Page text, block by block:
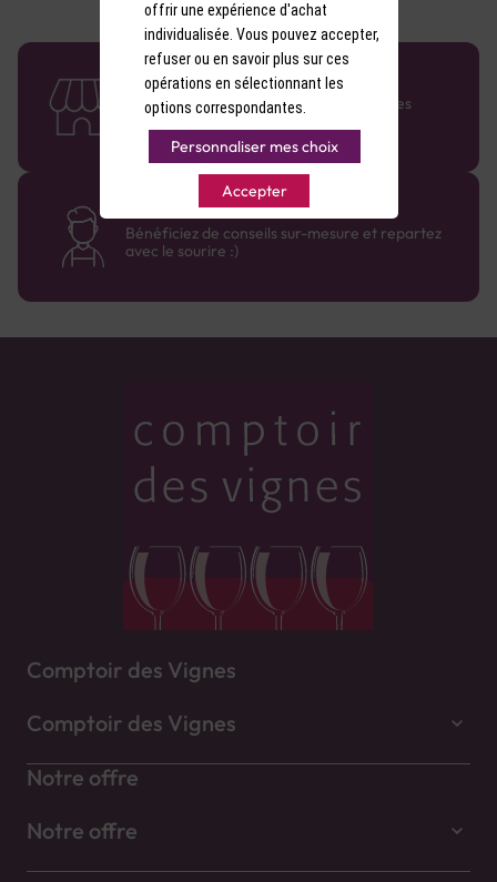
58 caves en France
Retrouvez le réseau Comptoir des Vignes
partout en France !
Des cavistes à votre écoute
Bénéficiez de conseils sur-mesure et repartez
avec le sourire :)
Comptoir des Vignes
Comptoir des Vignes
Notre offre
Notre offre
offrir une expérience d'achat
individualisée. Vous pouvez accepter,
refuser ou en savoir plus sur ces
opérations en sélectionnant les
options correspondantes.
Personnaliser mes choix
Accepter